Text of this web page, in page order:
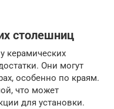
столешниц
керамических
Они могут
особенно по краям.
что может
для установки.